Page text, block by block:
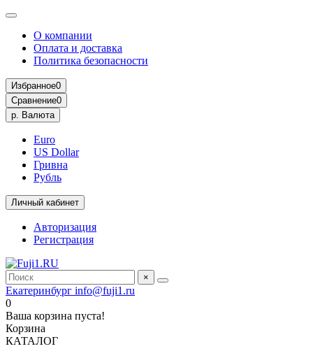
О компании
Оплата и доставка
Политика безопасности
Избранное0
Сравнение0
р. Валюта
Euro
US Dollar
Гривна
Рубль
Личный кабинет
Авторизация
Регистрация
×
Екатеринбург info@fuji1.ru
0
Ваша корзина пуста!
Корзина
КАТАЛОГ